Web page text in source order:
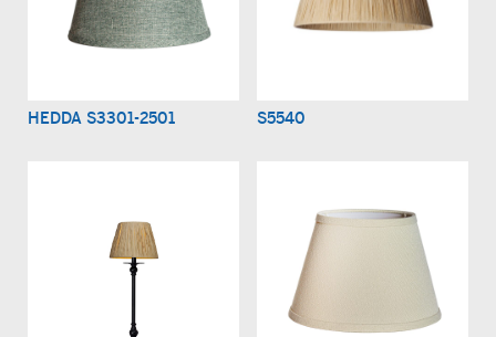
HEDDA S3301-2501 S5540